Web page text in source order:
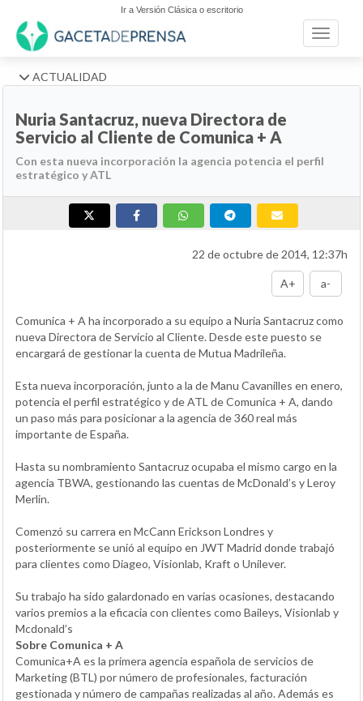
Ir a Versión Clásica o escritorio
Toggle
ACTUALIDAD
Nuria Santacruz, nueva Directora de
Servicio al Cliente de Comunica + A
Con esta nueva incorporación la agencia potencia el perfil
estratégico y ATL
22 de octubre de 2014, 12:37h
A+ a-
Comunica + A ha incorporado a su equipo a Nuria Santacruz como
nueva Directora de Servicio al Cliente. Desde este puesto se
encargará de gestionar la cuenta de Mutua Madrileña.
Esta nueva incorporación, junto a la de Manu Cavanilles en enero,
potencia el perfil estratégico y de ATL de Comunica + A, dando
un paso más para posicionar a la agencia de 360 real más
importante de España.
Hasta su nombramiento Santacruz ocupaba el mismo cargo en la
agencia TBWA, gestionando las cuentas de McDonald’s y Leroy
Merlin.
Comenzó su carrera en McCann Erickson Londres y
posteriormente se unió al equipo en JWT Madrid donde trabajó
para clientes como Diageo, Visionlab, Kraft o Unilever.
Su trabajo ha sido galardonado en varias ocasiones, destacando
varios premios a la eficacia con clientes como Baileys, Visionlab y
Mcdonald’s
Sobre Comunica + A
Comunica+A es la primera agencia española de servicios de
Marketing (BTL) por número de profesionales, facturación
gestionada y número de campañas realizadas al año. Además es